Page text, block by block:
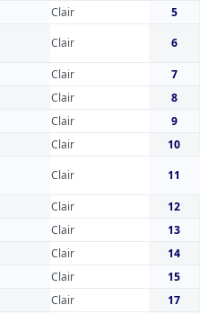
Clair 5
Clair 6
Clair 7
Clair 8
Clair 9
Clair 10
Clair 11
Clair 12
Clair 13
Clair 14
Clair 15
Clair 17